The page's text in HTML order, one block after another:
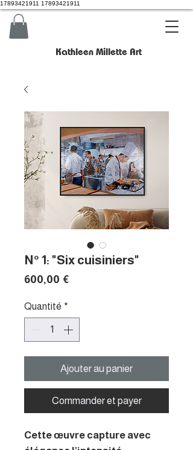
17893421911 17893421911
Kathleen Millette Art
N° 1: "Six cuisiniers"
600,00 €
Quantité *
Ajouter au panier
Commander et payer
Cette œuvre capture avec